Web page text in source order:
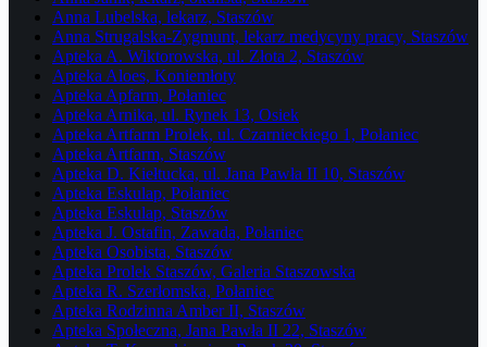
Anna Lubelska, lekarz, Staszów
Anna Strugalska-Zygmunt, lekarz medycyny pracy, Staszów
Apteka A. Wiktorowska, ul. Złota 2, Staszów
Apteka Aloes, Koniemłoty
Apteka Apfarm, Połaniec
Apteka Arnika, ul. Rynek 13, Osiek
Apteka Artfarm Prolek, ul. Czarnieckiego 1, Połaniec
Apteka Artfarm, Staszów
Apteka D. Kiełtucka, ul. Jana Pawła II 10, Staszów
Apteka Eskulap, Połaniec
Apteka Eskulap, Staszów
Apteka J. Ostafin, Zawada, Połaniec
Apteka Osobista, Staszów
Apteka Prolek Staszów, Galeria Staszowska
Apteka R. Szerłomska, Połaniec
Apteka Rodzinna Amber II, Staszów
Apteka Społeczna, Jana Pawła II 22, Staszów